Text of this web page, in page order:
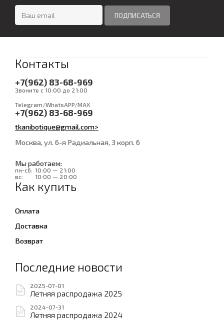
Контакты
+7(962) 83-68-969
Звоните с 10:00 до 21:00
Telegram/WhatsAPP/MAX
+7(962) 83-68-969
tkanibotique@gmail.com>
Москва, ул. 6-я Радиальная, 3 корп. 6
Мы работаем:
пн-сб: 10:00 — 21:00
вс:
10:00 — 20:00
Как купить
Оплата
Доставка
Возврат
Последние новости
2025-07-01
Летняя распродажа 2025
2024-07-31
Летняя распродажа 2024